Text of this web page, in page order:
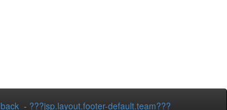
- ???jsp.layout.footer-default.team???